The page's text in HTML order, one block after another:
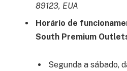
89123, EUA
Horário de
South Premium
Segunda a sábado,